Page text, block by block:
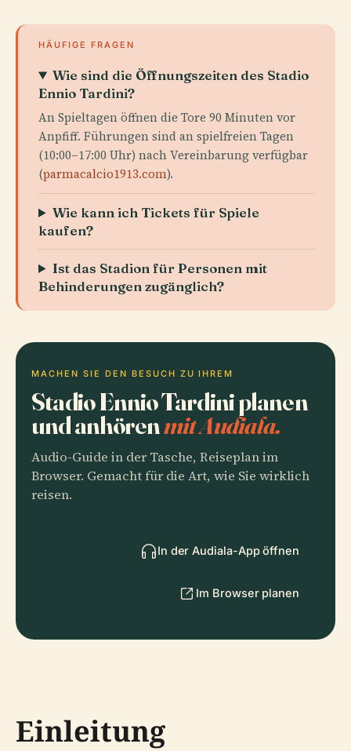
HÄUFIGE FRAGEN
Wie sind die Öffnungszeiten des Stadio
Ennio Tardini?
An Spieltagen öffnen die Tore 90 Minuten vor
Anpfiff. Führungen sind an spielfreien Tagen
(10:00–17:00 Uhr) nach Vereinbarung verfügbar
(parmacalcio1913.com).
Wie kann ich Tickets für Spiele
kaufen?
Ist das Stadion für Personen mit
Behinderungen zugänglich?
MACHEN SIE DEN BESUCH ZU IHREM
Stadio Ennio Tardini planen
und anhörenmit Audiala.
Audio-Guide in der Tasche, Reiseplan im
Browser. Gemacht für die Art, wie Sie wirklich
reisen.
In der Audiala-App öffnen
Im Browser planen
Einleitung